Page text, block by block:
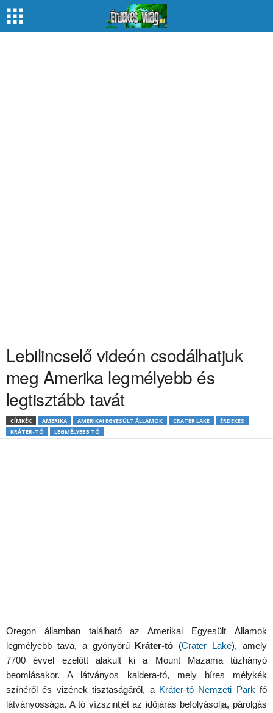
Lebilincselő videón csodálhatjuk
meg Amerika legmélyebb és
legtisztább tavát
CÍMKÉK AMERIKA AMERIKAI EGYESÜLT ÁLLAMOK CRATER LAKE
ÉRDEKES
KRÁTER-TÓ
LEGMÉLYEBB TÓ
Oregon államban található az Amerikai Egyesült Államok
legmélyebb tava, a gyönyörű Kráter-tó (Crater Lake), amely
7700 évvel ezelőtt alakult ki a Mount Mazama tűzhányó
beomlásakor. A látványos kaldera-tó, mely híres mélykék
színéről és vizének tisztaságáról, a Kráter-tó Nemzeti Park fő
látványossága. A tó vízszintjét az időjárás befolyásolja, párolgás